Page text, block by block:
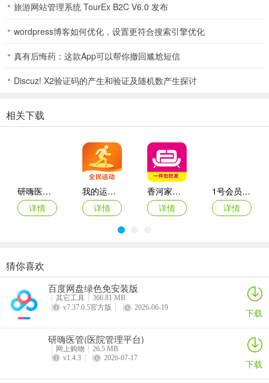
同步或手动录入。
5. 订单追踪：能实时查看兑换订单的详细记录、物流状态及售后处理
进度，全程透明可查。
1、打开app后注册登录账号即可开通会员获取会员开卡礼，以及享受
2、app中会员购物有积分，积分可以当钱花，可在app中进行商品兑
换。
韩物优选最新手机版常见问题
1. 韩物优选是借贷平台吗？
答：韩物优选主要是一个购物积分平台，并非借贷平台。
2. 积分如何获取？
旅游网站管理系统 TourEx B2C V6.0 发布
wordpress博客如何优化，设置更符合搜索引擎优化
真有后悔药：这款App可以帮你撤回尴尬短信
Discuz! X2验证码的产生和验证及随机数产生探讨
相关下载
研嗨医管(医院管理平台)
详情
我的运动馆app
详情
香河家具城网上商城app
详情
1号会员店(电商购物平台)
详情
尚美滋
详情
托特衣箱官方版
详情
多特瑞app
黑淘app
猜你喜欢
百度网盘绿色免安装版
其它工具
366.81 MB
v7.37.0.5官方版
2026-06-19 下载
研嗨医管(医院管理平台)
网上购物
26.5 MB
v1.4.3
2026-07-17 下载